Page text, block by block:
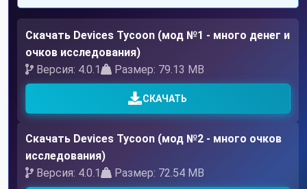
Скачать Devices Tycoon (мод №1 - много денег и
очков исследования)
Версия: 4.0.1
Размер: 79.13 MB
СКАЧАТЬ
Скачать Devices Tycoon (мод №2 - много очков
исследования)
Версия: 4.0.1
Размер: 72.54 MB